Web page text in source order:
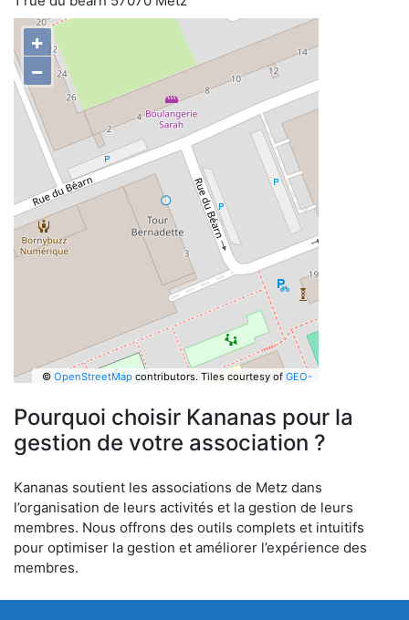
+
−
© OpenStreetMapcontributors. Tiles courtesy of GEO-
Pourquoi choisir Kananas pour la
gestion de votre association ?
Kananas soutient les associations de Metz dans
l’organisation de leurs activités et la gestion de leurs
membres. Nous offrons des outils complets et intuitifs
pour optimiser la gestion et améliorer l’expérience des
membres.